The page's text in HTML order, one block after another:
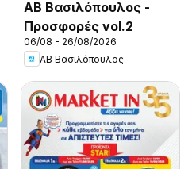
ΑΒ Βασιλόπουλος -
Προσφορές vol.2
06/08 - 26/08/2026
ΑΒ Βασιλόπουλος